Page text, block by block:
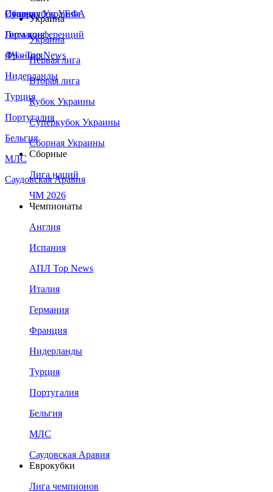
Сборная Украины
Италия
Германия
Франция
Нидерланды
Турция
Португалия
Бельгия
МЛС
Саудовская Аравия
Суперкубок УЕФА
Лига конференций
ЛЧ - Top News
Украина
Украина
Первая лига
Вторая лига
Кубок Украины
Суперкубок Украины
Сборная Украины
Сборные
Лига наций
ЧМ 2026
Чемпионаты
Англия
Испания
АПЛ Top News
Италия
Германия
Франция
Нидерланды
Турция
Португалия
Бельгия
МЛС
Саудовская Аравия
Еврокубки
Лига чемпионов